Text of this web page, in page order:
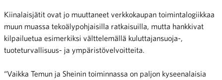
Kiinalaisjätit ovat jo muuttaneet verkkokaupan toimintalogiikkaa
muun muassa tekoälypohjaisilla ratkaisuilla, mutta hankkivat
kilpailuetua esimerkiksi välttelemällä kuluttajansuoja-,
tuoteturvallisuus- ja ympäristövelvoitteita.
“Vaikka Temun ja Sheinin toiminnassa on paljon kyseenalaisia